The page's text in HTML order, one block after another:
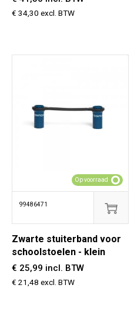
€ 34,30 excl. BTW
99486471
Op voorraad
Zwarte stuiterband voor
schoolstoelen - klein
€ 25,99 incl. BTW
€ 21,48 excl. BTW